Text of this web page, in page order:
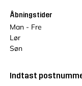
Åbningstider
Man - Fre
Lør
Søn
Indtast
Et plukkegebyr
butiksprodukter.